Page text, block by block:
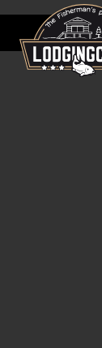
Main
Navigation